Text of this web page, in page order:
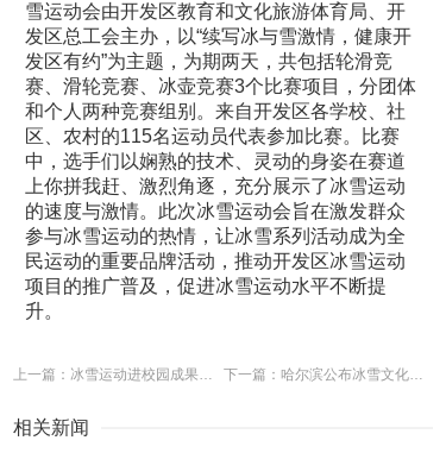
雪运动会由开发区教育和文化旅游体育局、开
发区总工会主办，以“续写冰与雪激情，健康开
发区有约”为主题，为期两天，共包括轮滑竞
赛、滑轮竞赛、冰壶竞赛3个比赛项目，分团体
和个人两种竞赛组别。来自开发区各学校、社
区、农村的115名运动员代表参加比赛。比赛
中，选手们以娴熟的技术、灵动的身姿在赛道
上你拼我赶、激烈角逐，充分展示了冰雪运动
的速度与激情。此次冰雪运动会旨在激发群众
参与冰雪运动的热情，让冰雪系列活动成为全
民运动的重要品牌活动，推动开发区冰雪运动
项目的推广普及，促进冰雪运动水平不断提
升。
上一篇：冰雪运动进校园成果丰厚 旱地冰壶成内蒙古新名片 下一篇：哈尔滨公布冰雪文化之都发展规划
相关新闻